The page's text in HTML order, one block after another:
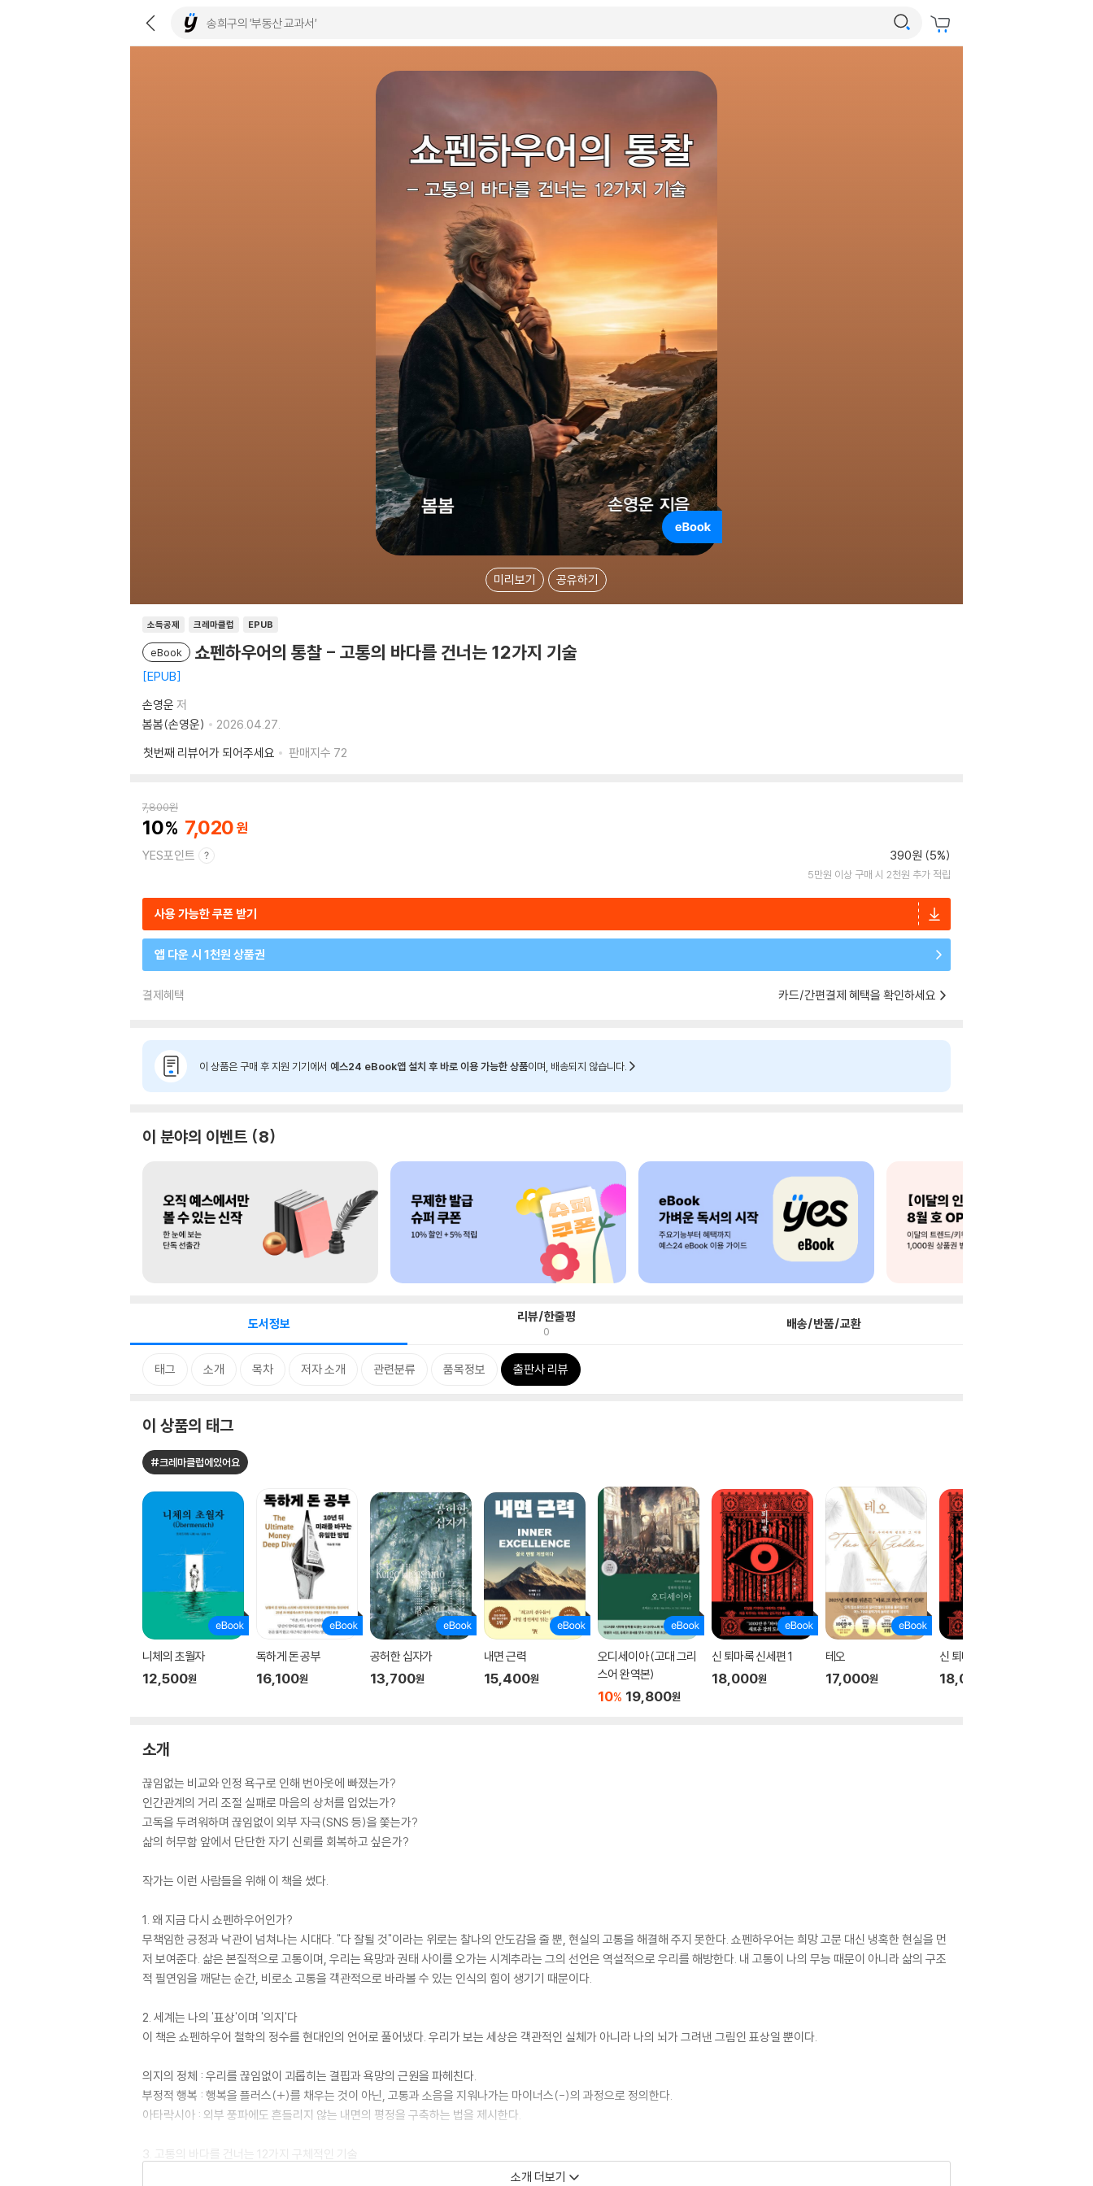
미리보기 공유하기
소득공제 크레마클럽 EPUB
eBook 쇼펜하우어의 통찰 - 고통의 바다를 건너는 12가지 기술
EPUB
손영운 저
봄봄(손영운)
2026.04.27.
첫번째 리뷰어가 되어주세요
판매지수 72
7,800원
10 7,020
YES포인트 390원 (5%)
5만원 이상 구매 시 2천원 추가 적립
사용 가능한 쿠폰 받기
앱 다운 시 1천원 상품권
결제혜택 카드/간편결제 혜택을 확인하세요
이 상품은 구매 후 지원 기기에서 예스24 eBook앱 설치 후 바로 이용 가능한 상품이며, 배송되지 않습니다.
이 분야의 이벤트 8
도서정보 리뷰/한줄평
0 배송/반품/교환
태그 소개 목차 저자 소개 관련분류 품목정보 출판사 리뷰
이 상품의 태그
#크레마클럽에있어요
니체의 초월자
12,500원
독하게 돈 공부
16,100원
공허한 십자가
13,700원
내면 근력
15,400원
오디세이아 (고대 그리
스어 완역본)
10% 19,800원
신 퇴마록 신세편 1
18,000원
테오
17,000원
신 퇴마록 신세편 3
18,000
소개
끊임없는 비교와 인정 욕구로 인해 번아웃에 빠졌는가?
인간관계의 거리 조절 실패로 마음의 상처를 입었는가?
고독을 두려워하며 끊임없이 외부 자극(SNS 등)을 쫓는가?
삶의 허무함 앞에서 단단한 자기 신뢰를 회복하고 싶은가?
작가는 이런 사람들을 위해 이 책을 썼다.
1. 왜 지금 다시 쇼펜하우어인가?
무책임한 긍정과 낙관이 넘쳐나는 시대다. "다 잘될 것"이라는 위로는 찰나의 안도감을 줄 뿐, 현실의 고통을 해결해 주지 못한다. 쇼펜하우어는 희망 고문 대신 냉혹한 현실을 먼
저 보여준다. 삶은 본질적으로 고통이며, 우리는 욕망과 권태 사이를 오가는 시계추라는 그의 선언은 역설적으로 우리를 해방한다. 내 고통이 나의 무능 때문이 아니라 삶의 구조
적 필연임을 깨닫는 순간, 비로소 고통을 객관적으로 바라볼 수 있는 인식의 힘이 생기기 때문이다.
2. 세계는 나의 '표상'이며 '의지'다
이 책은 쇼펜하우어 철학의 정수를 현대인의 언어로 풀어냈다. 우리가 보는 세상은 객관적인 실체가 아니라 나의 뇌가 그려낸 그림인 표상일 뿐이다.
의지의 정체 : 우리를 끊임없이 괴롭히는 결핍과 욕망의 근원을 파헤친다.
부정적 행복 : 행복을 플러스(+)를 채우는 것이 아닌, 고통과 소음을 지워나가는 마이너스(-)의 과정으로 정의한다.
아타락시아 : 외부 풍파에도 흔들리지 않는 내면의 평정을 구축하는 법을 제시한다.
3. 고통의 바다를 건너는 12가지 구체적인 기술
이 책은 단순한 이론서에 그치지 않는다. 관계, 디지털 환경, 자존감 등 일상에서 마주하는 문제들에 대한 철학적 처방전을 담고 있다.
소개 더보기